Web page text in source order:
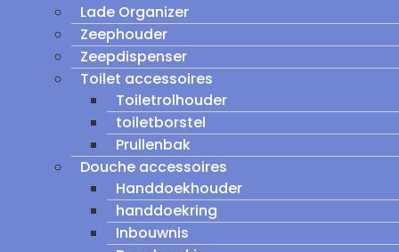
Lade Organizer
Zeephouder
Zeepdispenser
Toilet accessoires
Toiletrolhouder
toiletborstel
Prullenbak
Douche accessoires
Handdoekhouder
handdoekring
Inbouwnis